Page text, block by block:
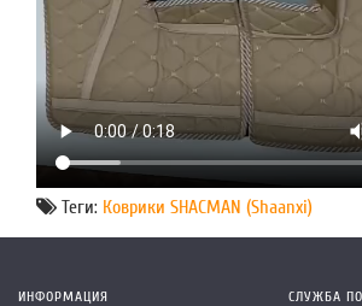
Теги: Коврики SHACMAN (Shaanxi)
ИНФОРМАЦИЯ СЛУЖБА